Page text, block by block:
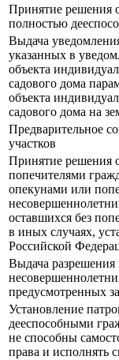
Принятие решения
полностью
Выдача
указанных в
объекта
садового дома
объекта
садового дома на
Предварительное
участков
Принятие решения
попечителями
опекунами или
оставшихся без
в иных случаях,
Российской
Выдача
предусмотренных
Установление
дееспособными
не способны
права и исполнять